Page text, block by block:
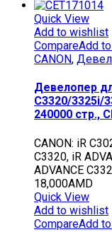
Quick View
Add to wishlist
CompareAdd
CANON,
Девелопер
C3320/3325i/
240000 стр.,
CANON: iR
C3320, iR
ADVANCE
18,000AMD
Quick View
Add to wishlist
CompareAdd